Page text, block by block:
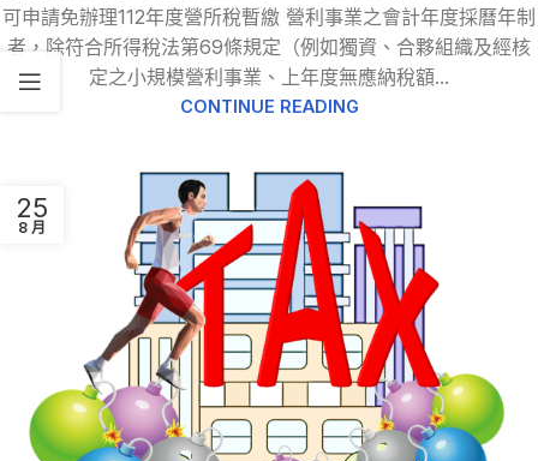
可申請免辦理112年度營所稅暫繳 營利事業之會計年度採曆年制
者，除符合所得稅法第69條規定（例如獨資、合夥組織及經核
定之小規模營利事業、上年度無應納稅額...
CONTINUE READING
25
8 月